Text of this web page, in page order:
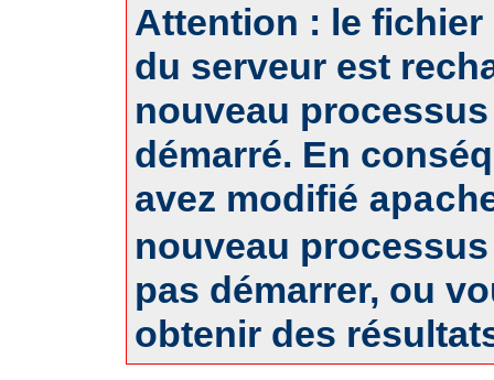
Attention : le
du serveur est
nouveau
démarré. En
avez modifié
nouveau
pas démarrer, ou
obtenir des